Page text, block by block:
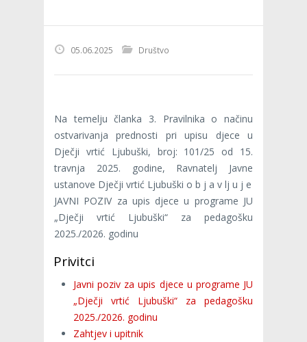
05.06.2025 Društvo
Na temelju članka 3. Pravilnika o načinu
ostvarivanja prednosti pri upisu djece u
Dječji vrtić Ljubuški, broj: 101/25 od 15.
travnja 2025. godine, Ravnatelj Javne
ustanove Dječji vrtić Ljubuški o b j a v lj u j e
JAVNI POZIV za upis djece u programe JU
„Dječji vrtić Ljubuški“ za pedagošku
2025./2026. godinu
Privitci
Javni poziv za upis djece u programe JU
„Dječji vrtić Ljubuški“ za pedagošku
2025./2026. godinu
Zahtjev i upitnik